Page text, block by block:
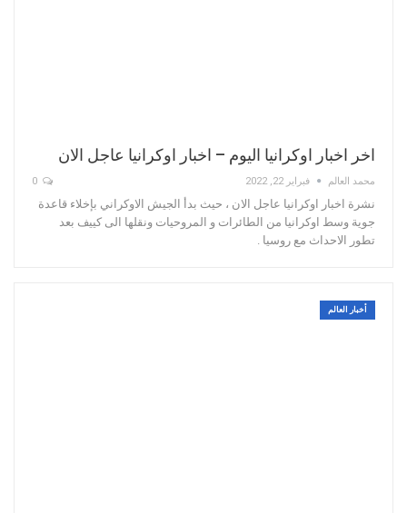
اخر اخبار اوكرانيا اليوم – اخبار اوكرانيا عاجل الان
محمد العالم فبراير 22, 2022
نشرة اخبار اوكرانيا عاجل الان ، حيث بدأ الجيش الاوكراني بإخلاء قاعدة
جوية وسط اوكرانيا من الطائرات و المروحيات ونقلها الى كييف بعد
تطور الاحداث مع روسيا .
أخبار العالم